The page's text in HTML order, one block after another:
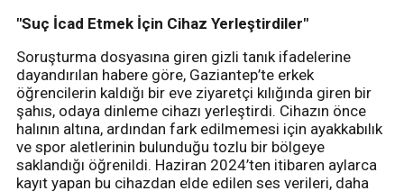
"Suç İcad Etmek İçin Cihaz Yerleştirdiler"
Soruşturma dosyasına giren gizli tanık ifadelerine
dayandırılan habere göre, Gaziantep’te erkek
öğrencilerin kaldığı bir eve ziyaretçi kılığında giren bir
şahıs, odaya dinleme cihazı yerleştirdi. Cihazın önce
halının altına, ardından fark edilmemesi için ayakkabılık
ve spor aletlerinin bulunduğu tozlu bir bölgeye
saklandığı öğrenildi. Haziran 2024’ten itibaren aylarca
kayıt yapan bu cihazdan elde edilen ses verileri, daha